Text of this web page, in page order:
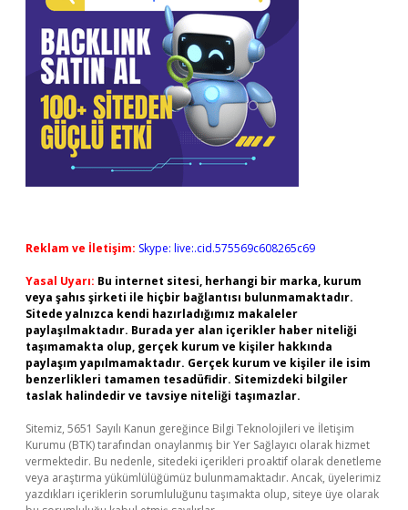
Reklam ve İletişim: Skype: live:.cid.575569c608265c69
Yasal Uyarı: Bu internet sitesi, herhangi bir marka, kurum
veya şahıs şirketi ile hiçbir bağlantısı bulunmamaktadır.
Sitede yalnızca kendi hazırladığımız makaleler
paylaşılmaktadır. Burada yer alan içerikler haber niteliği
taşımamakta olup, gerçek kurum ve kişiler hakkında
paylaşım yapılmamaktadır. Gerçek kurum ve kişiler ile isim
benzerlikleri tamamen tesadüfidir. Sitemizdeki bilgiler
taslak halindedir ve tavsiye niteliği taşımazlar.
Sitemiz, 5651 Sayılı Kanun gereğince Bilgi Teknolojileri ve İletişim
Kurumu (BTK) tarafından onaylanmış bir Yer Sağlayıcı olarak hizmet
vermektedir. Bu nedenle, sitedeki içerikleri proaktif olarak denetleme
veya araştırma yükümlülüğümüz bulunmamaktadır. Ancak, üyelerimiz
yazdıkları içeriklerin sorumluluğunu taşımakta olup, siteye üye olarak